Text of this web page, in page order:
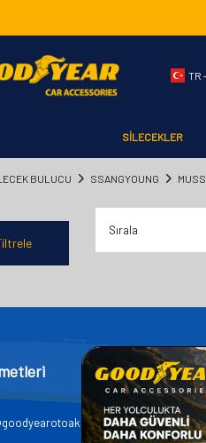
TR
SİLECEKLER
BULUCU SSANGYOUNG
AKÜ